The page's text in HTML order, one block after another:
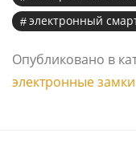
электронный
Опубликовано в
электронные замки